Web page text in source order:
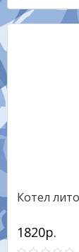
Котел
1820р.